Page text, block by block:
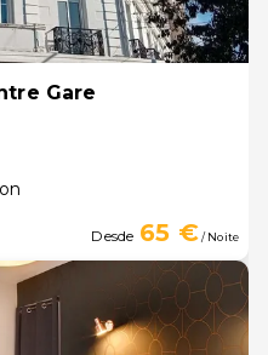
Gare
Desde 65 €/ Noite